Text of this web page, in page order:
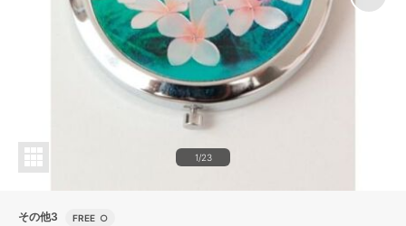
1/23
その他3 FREE ○